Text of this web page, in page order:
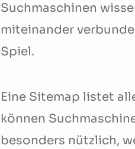
Suchmaschinen
miteinander
Spiel.
Eine Sitemap listet
können
besonders nützlich,